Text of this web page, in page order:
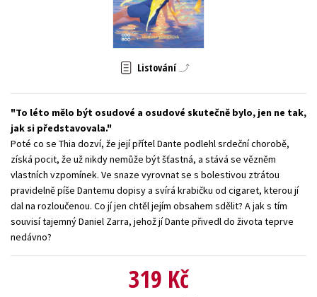
Zahraniční literatura
Všechny tituly
Listování
To léto mělo být osudové a osudové skutečně bylo, jen ne tak,
jak si představovala.
Poté co se Thia dozví, že její přítel Dante podlehl srdeční chorobě,
získá pocit, že už nikdy nemůže být šťastná, a stává se vězněm
vlastních vzpomínek. Ve snaze vyrovnat se s bolestivou ztrátou
pravidelně píše Dantemu dopisy a svírá krabičku od cigaret, kterou jí
dal na rozloučenou. Co jí jen chtěl jejím obsahem sdělit? A jak s tím
souvisí tajemný Daniel Zarra, jehož jí Dante přivedl do života teprve
nedávno?
319 Kč